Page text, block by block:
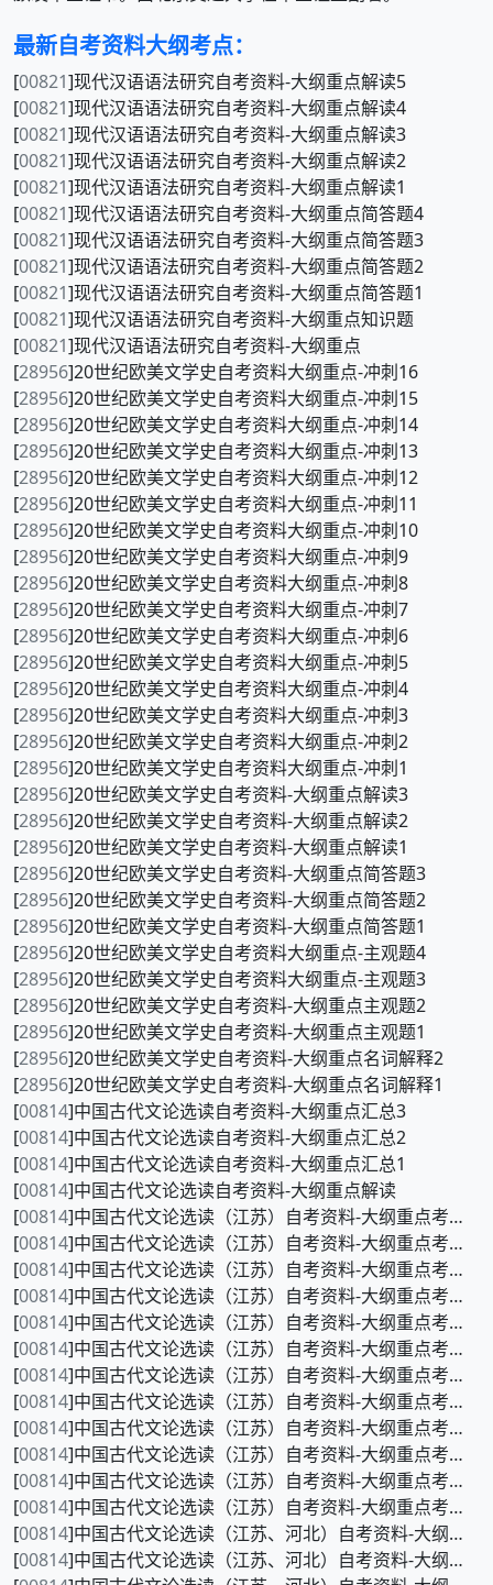
最新自考资料大纲考点：
[00821]现代汉语语法研究自考资料-大纲重点解读5
[00821]现代汉语语法研究自考资料-大纲重点解读4
[00821]现代汉语语法研究自考资料-大纲重点解读3
[00821]现代汉语语法研究自考资料-大纲重点解读2
[00821]现代汉语语法研究自考资料-大纲重点解读1
[00821]现代汉语语法研究自考资料-大纲重点简答题4
[00821]现代汉语语法研究自考资料-大纲重点简答题3
[00821]现代汉语语法研究自考资料-大纲重点简答题2
[00821]现代汉语语法研究自考资料-大纲重点简答题1
[00821]现代汉语语法研究自考资料-大纲重点知识题
[00821]现代汉语语法研究自考资料-大纲重点
[28956]20世纪欧美文学史自考资料大纲重点-冲刺16
[28956]20世纪欧美文学史自考资料大纲重点-冲刺15
[28956]20世纪欧美文学史自考资料大纲重点-冲刺14
[28956]20世纪欧美文学史自考资料大纲重点-冲刺13
[28956]20世纪欧美文学史自考资料大纲重点-冲刺12
[28956]20世纪欧美文学史自考资料大纲重点-冲刺11
[28956]20世纪欧美文学史自考资料大纲重点-冲刺10
[28956]20世纪欧美文学史自考资料大纲重点-冲刺9
[28956]20世纪欧美文学史自考资料大纲重点-冲刺8
[28956]20世纪欧美文学史自考资料大纲重点-冲刺7
[28956]20世纪欧美文学史自考资料大纲重点-冲刺6
[28956]20世纪欧美文学史自考资料大纲重点-冲刺5
[28956]20世纪欧美文学史自考资料大纲重点-冲刺4
[28956]20世纪欧美文学史自考资料大纲重点-冲刺3
[28956]20世纪欧美文学史自考资料大纲重点-冲刺2
[28956]20世纪欧美文学史自考资料大纲重点-冲刺1
[28956]20世纪欧美文学史自考资料-大纲重点解读3
[28956]20世纪欧美文学史自考资料-大纲重点解读2
[28956]20世纪欧美文学史自考资料-大纲重点解读1
[28956]20世纪欧美文学史自考资料-大纲重点简答题3
[28956]20世纪欧美文学史自考资料-大纲重点简答题2
[28956]20世纪欧美文学史自考资料-大纲重点简答题1
[28956]20世纪欧美文学史自考资料大纲重点-主观题4
[28956]20世纪欧美文学史自考资料大纲重点-主观题3
[28956]20世纪欧美文学史自考资料-大纲重点主观题2
[28956]20世纪欧美文学史自考资料-大纲重点主观题1
[28956]20世纪欧美文学史自考资料-大纲重点名词解释2
[28956]20世纪欧美文学史自考资料-大纲重点名词解释1
[00814]中国古代文论选读自考资料-大纲重点汇总3
[00814]中国古代文论选读自考资料-大纲重点汇总2
[00814]中国古代文论选读自考资料-大纲重点汇总1
[00814]中国古代文论选读自考资料-大纲重点解读
[00814]中国古代文论选读（江苏）自考资料-大纲重点考前冲刺5
[00814]中国古代文论选读（江苏）自考资料-大纲重点考前冲刺4
[00814]中国古代文论选读（江苏）自考资料-大纲重点考前冲刺3
[00814]中国古代文论选读（江苏）自考资料-大纲重点考前冲刺2
[00814]中国古代文论选读（江苏）自考资料-大纲重点考前冲刺1
[00814]中国古代文论选读（江苏）自考资料-大纲重点考前押密7
[00814]中国古代文论选读（江苏）自考资料-大纲重点考前押密6
[00814]中国古代文论选读（江苏）自考资料-大纲重点考前押密5
[00814]中国古代文论选读（江苏）自考资料-大纲重点考前押密4
[00814]中国古代文论选读（江苏）自考资料-大纲重点考前押密3
[00814]中国古代文论选读（江苏）自考资料-大纲重点考前押密2
[00814]中国古代文论选读（江苏）自考资料-大纲重点考前押密1
[00814]中国古代文论选读（江苏、河北）自考资料-大纲重点120题8
[00814]中国古代文论选读（江苏、河北）自考资料-大纲重点120题7